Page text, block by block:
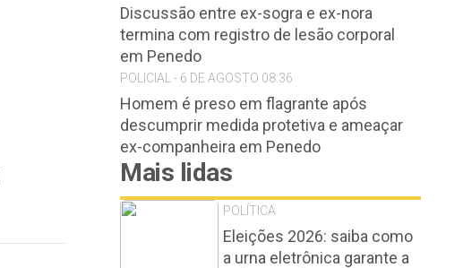
Discussão entre ex-sogra e ex-nora
termina com registro de lesão corporal
em Penedo
POLICIAL - 6 DE AGOSTO 08:36
Homem é preso em flagrante após
descumprir medida protetiva e ameaçar
ex-companheira em Penedo
Mais lidas
POLÍTICA
Eleições 2026: saiba como
a urna eletrônica garante a